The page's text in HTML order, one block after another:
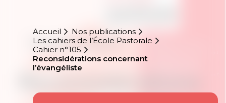
Accueil
Nos publications
Les cahiers de l’École Pastorale
Cahier n°105
Reconsidérations concernant
l’évangéliste